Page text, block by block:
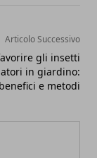
Articolo Successivo
gli insetti
in giardino:
benefici e metodi